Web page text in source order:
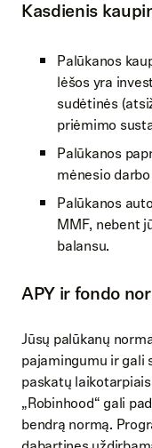
Kasdienis
Palūkanos
lėšos yra
sudėtinės
priėmimo
Palūkanos
mėnesio
Palūkanos
MMF, nebent
balansu.
APY ir fondo
Jūsų palūkanų
pajamingumu ir gali
paskatų
„Robinhood“ gali
bendrą normą.